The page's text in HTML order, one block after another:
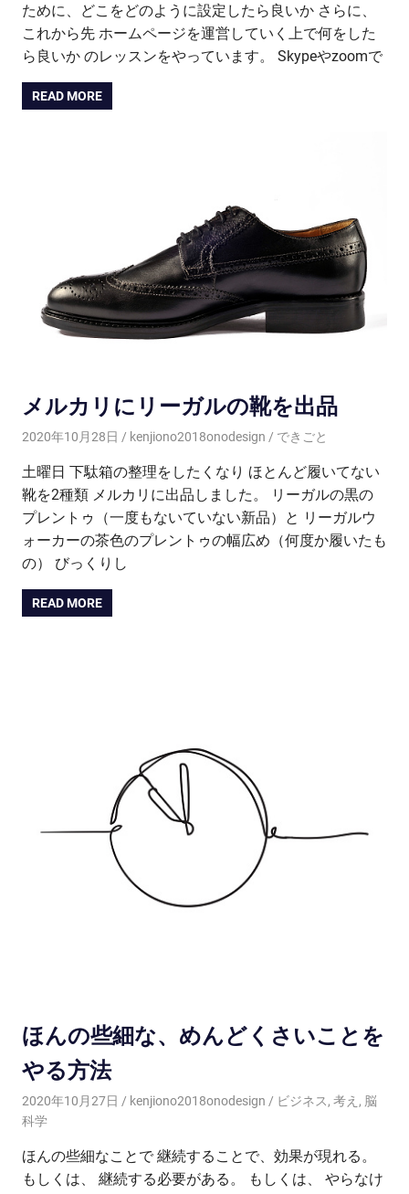
ために、どこをどのように設定したら良いか さらに、
これから先 ホームページを運営していく上で何をした
ら良いか のレッスンをやっています。 Skypeやzoomで
READ MORE
メルカリにリーガルの靴を出品
2020年10月28日 kenjiono2018onodesign できごと
土曜日 下駄箱の整理をしたくなり ほとんど履いてない
靴を2種類 メルカリに出品しました。 リーガルの黒の
プレントゥ（一度もないていない新品）と リーガルウ
ォーカーの茶色のプレントゥの幅広め（何度か履いたも
の） びっくりし
READ MORE
ほんの些細な、めんどくさいことを
やる方法
2020年10月27日 kenjiono2018onodesign ビジネス, 考え , 脳
科学
ほんの些細なことで 継続することで、効果が現れる。
もしくは、 継続する必要がある。 もしくは、 やらなけ